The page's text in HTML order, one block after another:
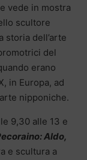
vede in mostra
scultore
storia dell’arte
del
erano
in Europa, ad
nipponiche.
9,30 alle 13 e
Aldo,
e scultura a